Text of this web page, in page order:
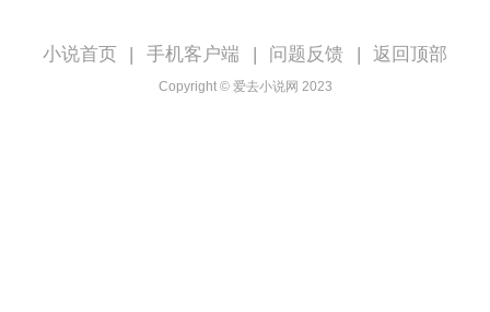
小说首页 | 手机客户端 | 问题反馈 | 返回顶部
Copyright © 爱去小说网 2023